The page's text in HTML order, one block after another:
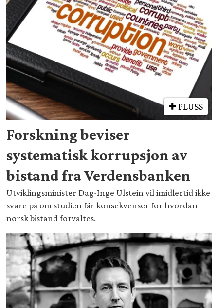
PLUSS
Forskning beviser
systematisk korrupsjon av
bistand fra Verdensbanken
Utviklingsminister Dag-Inge Ulstein vil imidlertid ikke
svare på om studien får konsekvenser for hvordan
norsk bistand forvaltes.